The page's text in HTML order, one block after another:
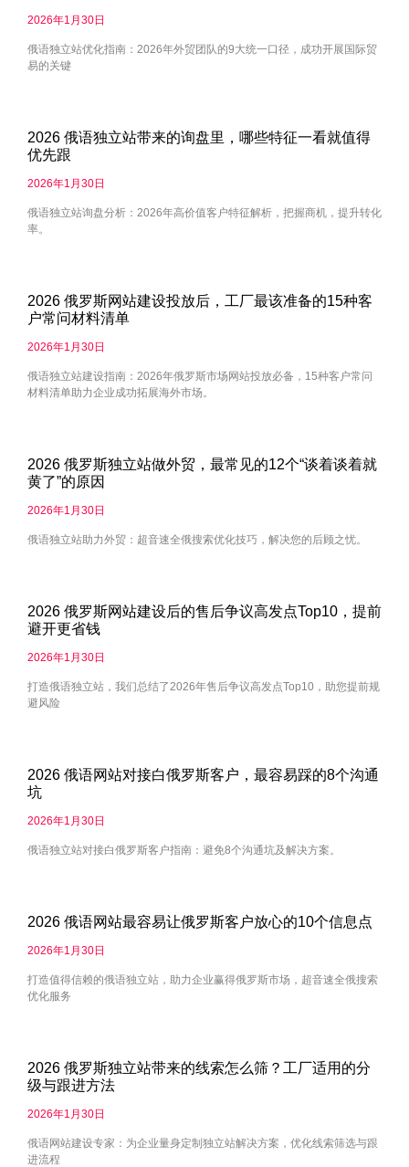
2026年1月30日
俄语独立站优化指南：2026年外贸团队的9大统一口径，成功开展国际贸
易的关键
2026 俄语独立站带来的询盘里，哪些特征一看就值得
优先跟
2026年1月30日
俄语独立站询盘分析：2026年高价值客户特征解析，把握商机，提升转化
率。
2026 俄罗斯网站建设投放后，工厂最该准备的15种客
户常问材料清单
2026年1月30日
俄语独立站建设指南：2026年俄罗斯市场网站投放必备，15种客户常问
材料清单助力企业成功拓展海外市场。
2026 俄罗斯独立站做外贸，最常见的12个“谈着谈着就
黄了”的原因
2026年1月30日
俄语独立站助力外贸：超音速全俄搜索优化技巧，解决您的后顾之忧。
2026 俄罗斯网站建设后的售后争议高发点Top10，提前
避开更省钱
2026年1月30日
打造俄语独立站，我们总结了2026年售后争议高发点Top10，助您提前规
避风险
2026 俄语网站对接白俄罗斯客户，最容易踩的8个沟通
坑
2026年1月30日
俄语独立站对接白俄罗斯客户指南：避免8个沟通坑及解决方案。
2026 俄语网站最容易让俄罗斯客户放心的10个信息点
2026年1月30日
打造值得信赖的俄语独立站，助力企业赢得俄罗斯市场，超音速全俄搜索
优化服务
2026 俄罗斯独立站带来的线索怎么筛？工厂适用的分
级与跟进方法
2026年1月30日
俄语网站建设专家：为企业量身定制独立站解决方案，优化线索筛选与跟
进流程